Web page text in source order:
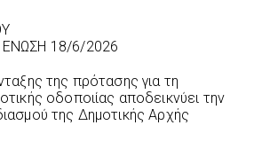
18/6/2026
της πρότασης για τη
οδοποιίας αποδεικνύει την
της Δημοτικής Αρχής